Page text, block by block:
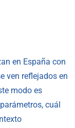
en España con
ven reflejados en
modo es
cuál